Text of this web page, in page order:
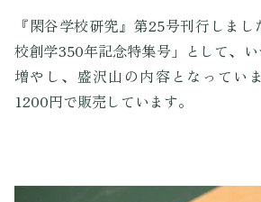
『閑谷学校研究』第25号刊行しま
校創学350年記念特集号」として、
増やし、盛沢山の内容となってい
1200円で販売しています。